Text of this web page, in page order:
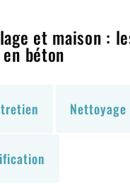
et maison :
béton
Nettoyage